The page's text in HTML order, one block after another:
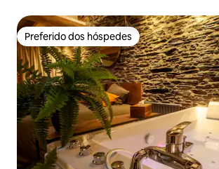
Preferido dos hóspedes
Preferido dos hóspedes